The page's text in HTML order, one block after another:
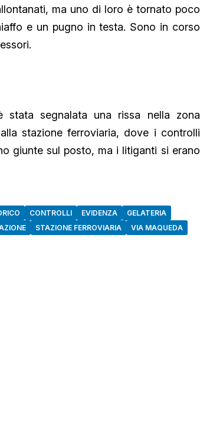
ma uno di loro è tornato poco
e un pugno in testa. Sono in corso
segnalata una rissa nella zona
stazione ferroviaria, dove i controlli
giunte sul posto, ma i litiganti si erano
CONTROLLI EVIDENZA
GELATERIA
STAZIONE FERROVIARIA
VIA MAQUEDA